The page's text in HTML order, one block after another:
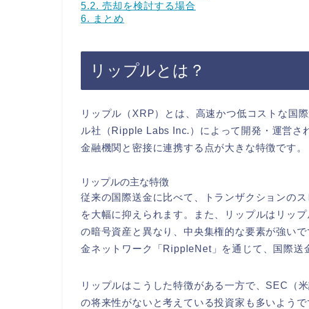
5.2. 売却を検討する場合
6. まとめ
リップルとは？
リップル（XRP）とは、高速かつ低コストな国
ル社（Ripple Labs Inc.）によって開発・運営さ
金融機関と密接に連携する点が大きな特徴です。
リップルの主な特徴
従来の国際送金に比べて、トランザクションの
を大幅に抑えられます。また、リップルはリッ
の暗号資産と異なり、中央集権的な要素が強い
金ネットワーク「RippleNet」を通じて、国際送
リップルはこうした特徴がある一方で、SEC（
の将来性がないと考えている投資家も多いようで